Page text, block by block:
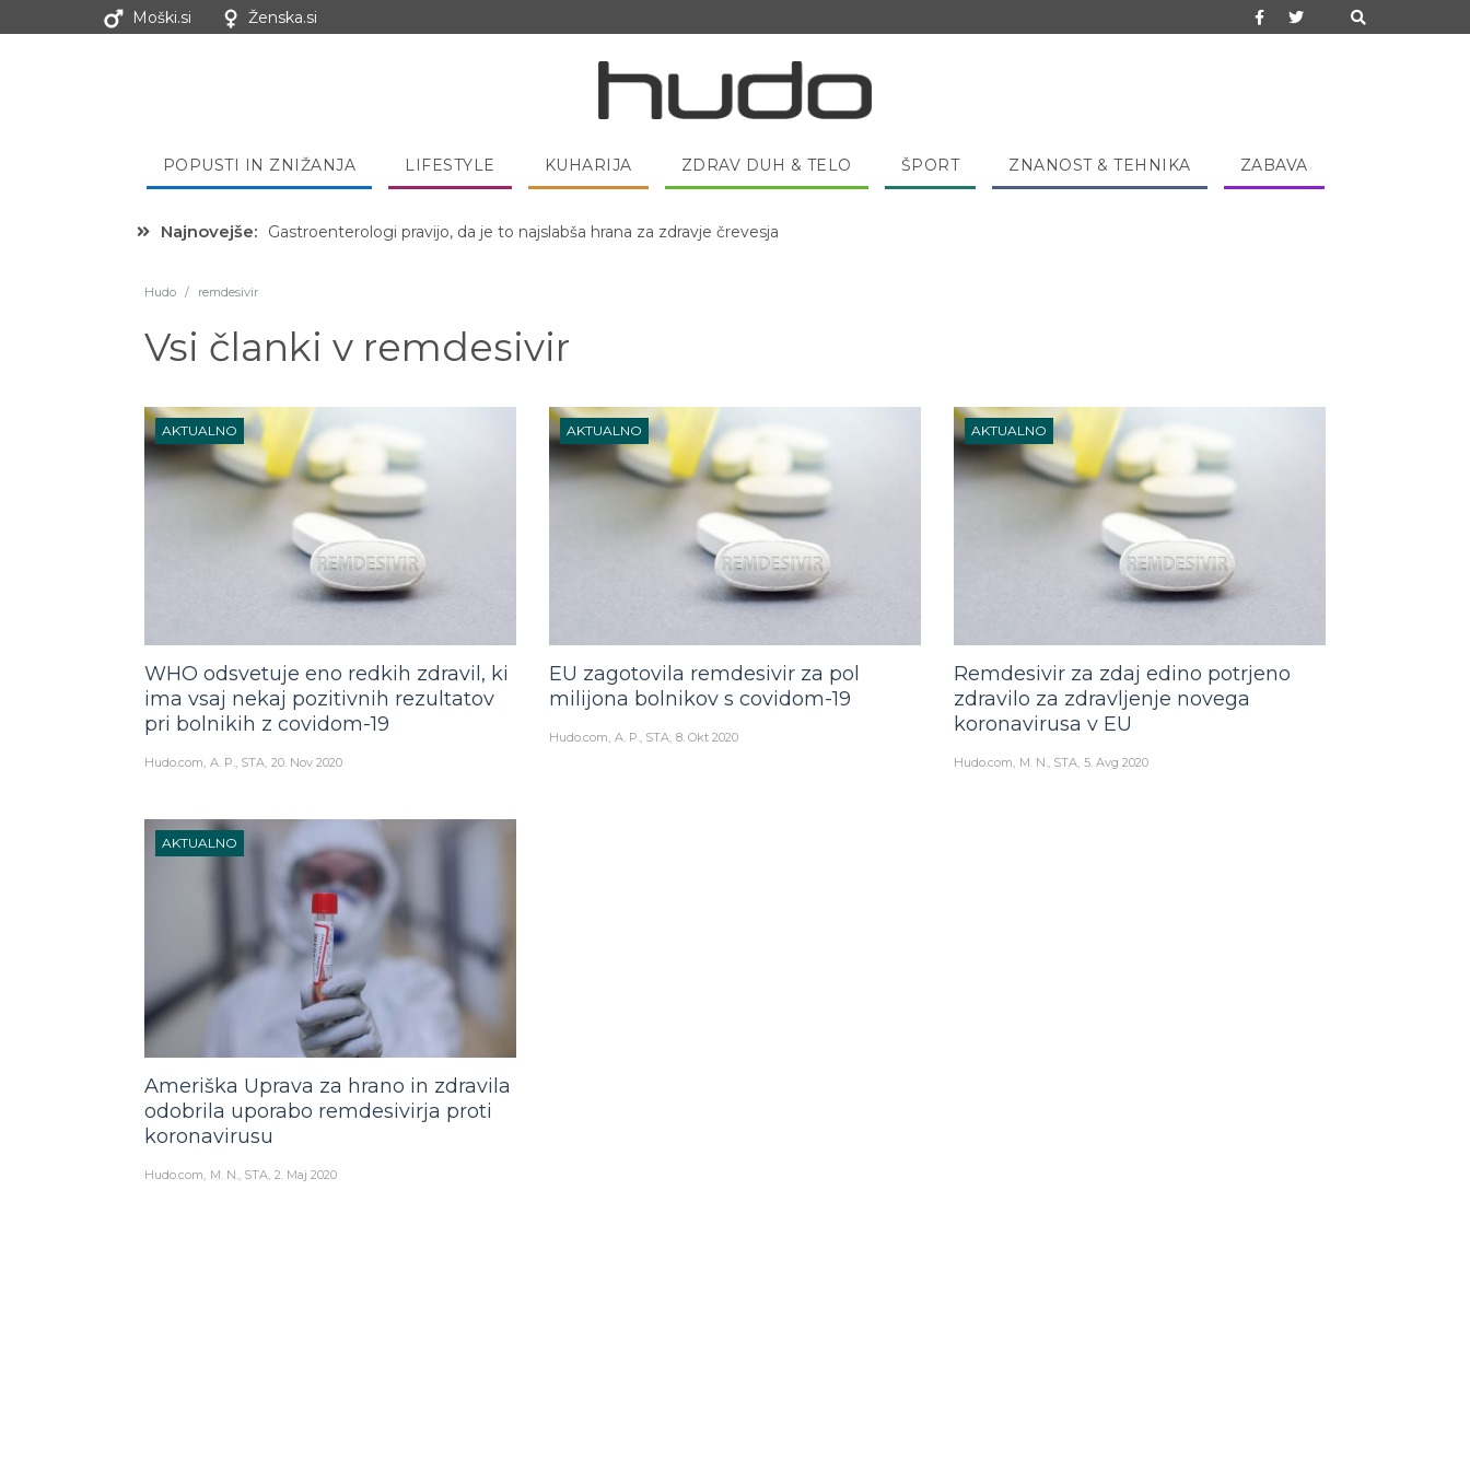
Moški.si Ženska.si
POPUSTI IN ZNIŽANJA LIFESTYLE KUHARIJA ZDRAV DUH & TELO ŠPORT ZNANOST & TEHNIKA ZABAVA
Najnovejše:
Gastroenterologi pravijo, da je to najslabša hrana za zdravje črevesja
Hudo / remdesivir
Vsi članki v remdesivir
AKTUALNO
WHO odsvetuje eno redkih zdravil, ki
ima vsaj nekaj pozitivnih rezultatov
pri bolnikih z covidom-19
Hudo.com A. P., STA 20. Nov 2020
AKTUALNO
EU zagotovila remdesivir za pol
milijona bolnikov s covidom-19
Hudo.com A. P., STA 8. Okt 2020
AKTUALNO
Remdesivir za zdaj edino potrjeno
zdravilo za zdravljenje novega
koronavirusa v EU
Hudo.com M. N., STA 5. Avg 2020
AKTUALNO
Ameriška Uprava za hrano in zdravila
odobrila uporabo remdesivirja proti
koronavirusu
Hudo.com M. N., STA 2. Maj 2020